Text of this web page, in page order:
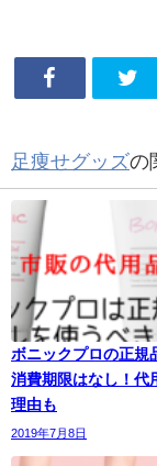
足痩せグッズの
ボニックプロの正規
消費期限はなし！代
理由も
2019年7月8日